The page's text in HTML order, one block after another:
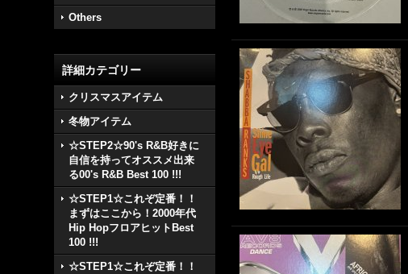
Others
詳細カテゴリー
クリスマスアイテム
冬物アイテム
☆STEP2☆90's R&B好きに
自信を持ってオススメ出来
る00's R&B Best 100 !!!
☆STEP1☆これぞ定番！！
まずはここから！2000年代
Hip HopフロアヒットBest
100 !!!
☆STEP1☆これぞ定番！！